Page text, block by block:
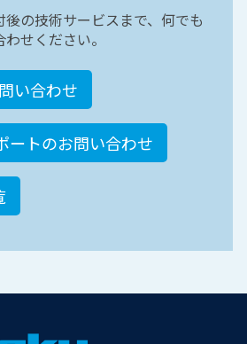
の技術サービスまで、何でも
せください。
い合わせ
ートのお問い合わせ